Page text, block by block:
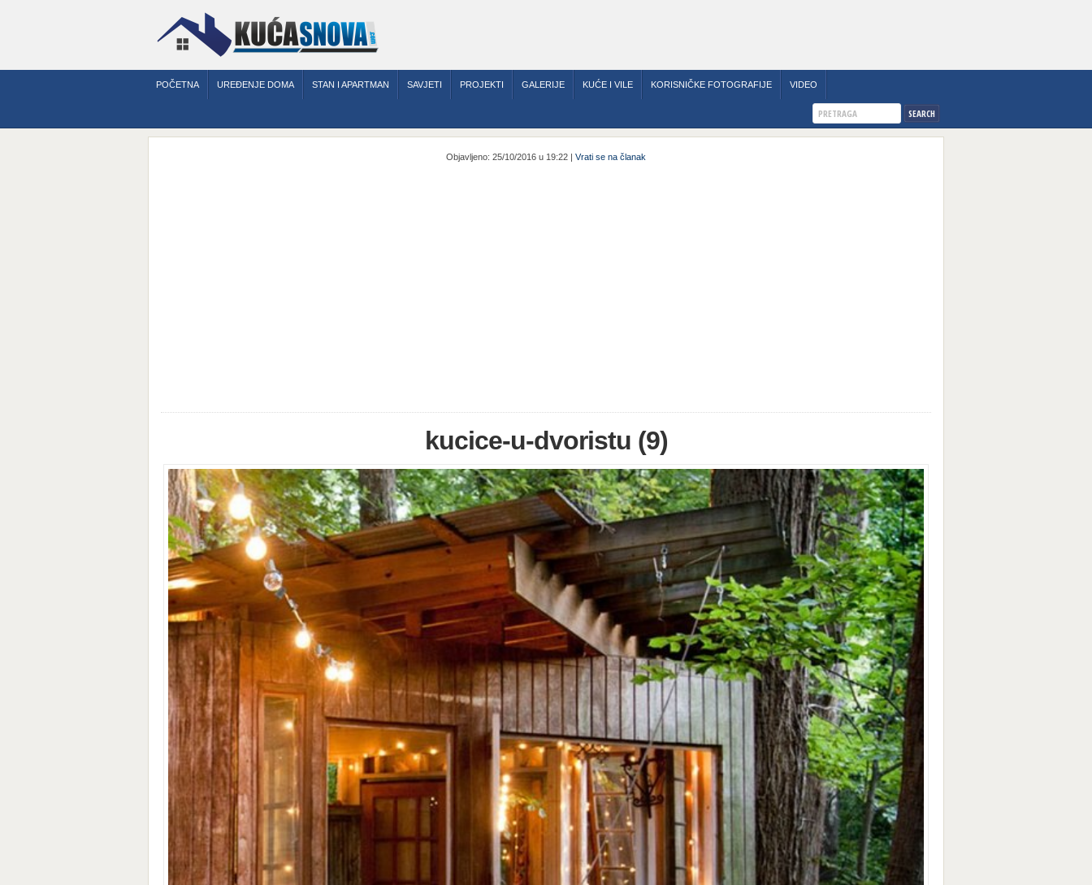
POČETNA UREĐENJE DOMA STAN I APARTMAN SAVJETI PROJEKTI GALERIJE KUĆE I VILE KORISNIČKE FOTOGRAFIJE VIDEO
Objavljeno: 25/10/2016 u 19:22 | Vrati se na članak
kucice-u-dvoristu (9)